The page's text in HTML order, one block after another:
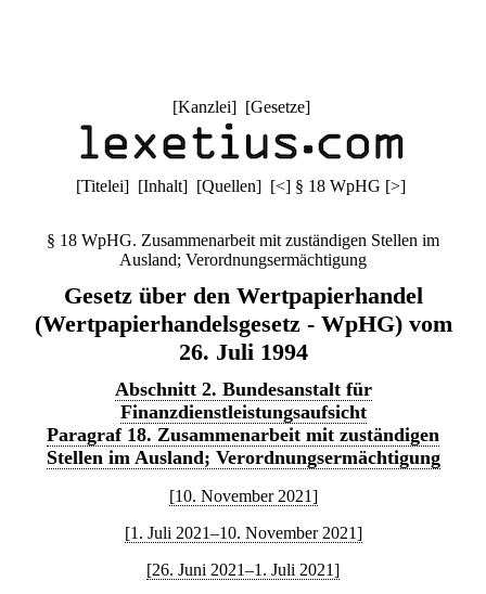
[Kanzlei] [Gesetze]
[Titelei] [Inhalt] [Quellen] [<] § 18 WpHG [>]
§ 18 WpHG. Zusammenarbeit mit zuständigen Stellen im
Ausland; Verordnungsermächtigung
Gesetz über den Wertpapierhandel
(Wertpapierhandelsgesetz - WpHG) vom
26. Juli 1994
Abschnitt 2. Bundesanstalt für
Finanzdienstleistungsaufsicht
Paragraf 18. Zusammenarbeit mit zuständigen
Stellen im Ausland; Verordnungsermächtigung
[10. November 2021]
[1. Juli 2021–10. November 2021]
[26. Juni 2021–1. Juli 2021]